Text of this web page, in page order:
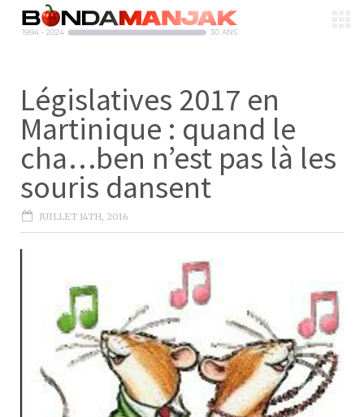
Législatives 2017 en
Martinique : quand le
cha…ben n’est pas là les
souris dansent
JUILLET 14TH, 2016